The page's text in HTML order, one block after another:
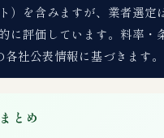
）を含みますが、業者選定
に評価しています。料率・
社公表情報に基づきます。
とめ